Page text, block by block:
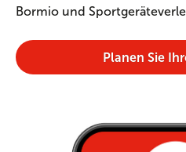
Bormio und
Planen Sie